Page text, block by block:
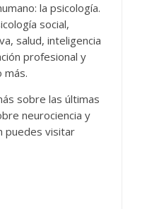
la psicología.
social,
salud, inteligencia
profesional y
más.
sobre las últimas
neurociencia y
puedes visitar